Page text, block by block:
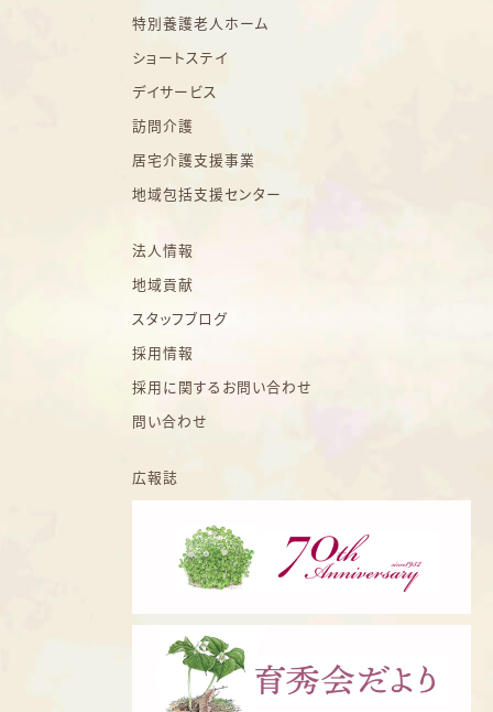
特別養護老人ホーム
ショートステイ
デイサービス
訪問介護
居宅介護支援事業
地域包括支援センター
法人情報
地域貢献
スタッフブログ
採用情報
採用に関するお問い合わせ
問い合わせ
広報誌